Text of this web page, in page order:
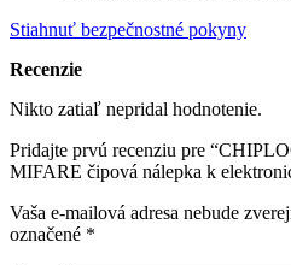
Stiahnuť bezpečnostné pokyny
Recenzie
Nikto zatiaľ nepridal hodnotenie.
Pridajte prvú recenziu pre
MIFARE čipová nálepka k
Vaša e-mailová adresa nebude
označené *